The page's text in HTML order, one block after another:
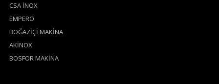
CSA İNOX
EMPERO
BOĞAZİÇİ MAKİNA
AKİNOX
BOSFOR MAKİNA